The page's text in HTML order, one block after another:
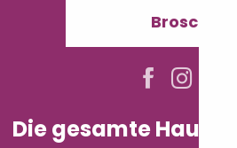
Die gesamte Haute-